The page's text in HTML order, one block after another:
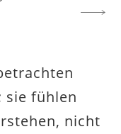
sie fühlen
nicht